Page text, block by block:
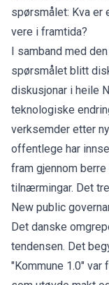
spørsmålet: Kva er
vere i framtida?
I samband med
spørsmålet blitt
diskusjonar i heile
teknologiske
verksemder etter
offentlege har
fram gjennom
tilnærmingar. Det
New public
Det danske
tendensen. Det
"Kommune 1.0"